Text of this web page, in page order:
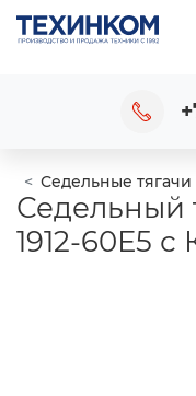
Седельные
Седельный
1912-60Е5